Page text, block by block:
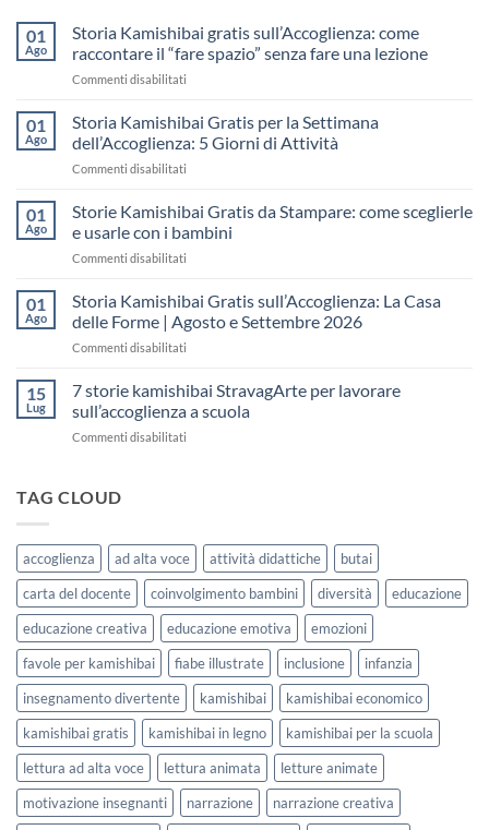
01
Ago
Storia Kamishibai gratis sull’Accoglienza: come
raccontare il “fare spazio” senza fare una lezione
Commenti disabilitati
Kamishibai
sull’Accoglienza:
il
“fare
una
lezione
01
Ago
Storia Kamishibai Gratis per la Settimana
dell’Accoglienza: 5 Giorni di Attività
Commenti disabilitati
Kamishibai
per
dell’Accoglienza:
Giorni
01
Ago
Storie Kamishibai Gratis da Stampare: come sceglierle
e usarle con i bambini
Commenti disabilitati
Kamishibai
da
sceglierle
01
Ago
Storia Kamishibai Gratis sull’Accoglienza: La Casa
delle Forme | Agosto e Settembre 2026
Commenti disabilitati
Kamishibai
sull’Accoglienza:
Settembre
2026
15
Lug
7 storie kamishibai StravagArte per lavorare
sull’accoglienza a scuola
Commenti disabilitati
lavorare
sull’accoglienza
a
scuola
TAG CLOUD
accoglienza ad alta voce attività didattiche
butai
carta del docente
coinvolgimento bambini diversità
educazione
educazione creativa
educazione emotiva
emozioni
favole per kamishibai
fiabe illustrate inclusione
infanzia
insegnamento divertente
kamishibai
kamishibai economico
kamishibai gratis
kamishibai in legno
kamishibai per la scuola
lettura ad alta voce
lettura animata
letture animate
motivazione insegnanti
narrazione
narrazione creativa